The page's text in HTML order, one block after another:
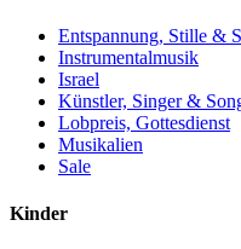
Entspannung, Stille &
Instrumentalmusik
Israel
Künstler, Singer &
Lobpreis, Gottesdienst
Musikalien
Sale
Kinder